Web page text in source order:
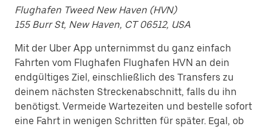
schließen.
Flughafen Tweed New Haven (HVN)
155 Burr St, New Haven, CT 06512, USA
Mit der Uber App unternimmst du ganz einfach
Fahrten vom Flughafen Flughafen HVN an dein
endgültiges Ziel, einschließlich des Transfers zu
deinem nächsten Streckenabschnitt, falls du ihn
benötigst. Vermeide Wartezeiten und bestelle sofort
eine Fahrt in wenigen Schritten für später. Egal, ob